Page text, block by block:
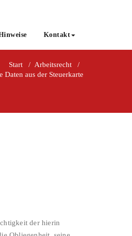
Kontakt
Start / Arbeitsrecht /
Daten aus der Steuerkarte
der hierin